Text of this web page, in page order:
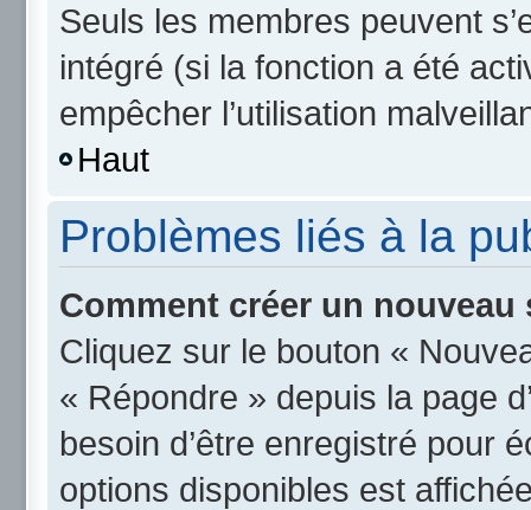
Seuls les membres peuvent
intégré (si la fonction a été
empêcher l’utilisation
Haut
Problèmes liés à la
Comment créer un
Cliquez sur le bouton «
« Répondre » depuis la page
besoin d’être enregistré pour
options disponibles est